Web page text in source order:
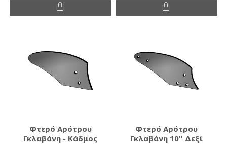
Φτερό Αρότρου
Γκλαβάνη - Κάδμος
Φτερό Αρότρου
Γκλαβάνη 10'' Δεξί